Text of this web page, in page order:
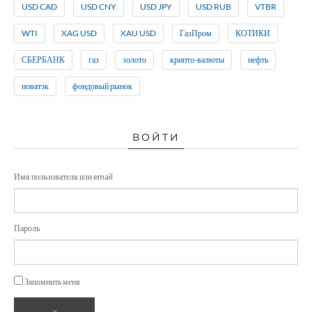
USD CAD USD CNY USD JPY USD RUB VTBR
WTI XAG USD XAU USD ГазПром КОТИКИ
СБЕРБАНК газ золото крипто-валюты нефть
новатэк фондовый рынок
ВОЙТИ
Имя пользователя или email
Пароль
Запомнить меня